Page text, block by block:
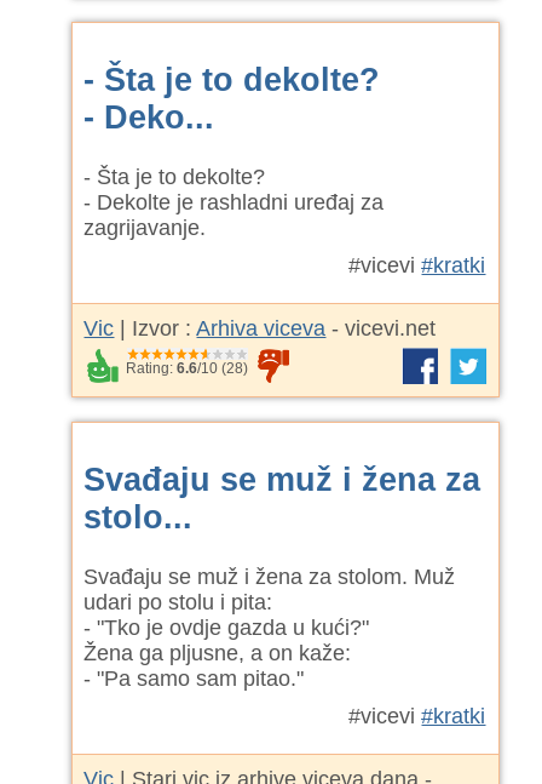
- Šta je to dekolte?
- Deko...
- Šta je to dekolte?
- Dekolte je rashladni uređaj za
zagrijavanje.
#vicevi#kratki
Vic | Izvor :Arhiva viceva - vicevi.net
Rating:6.6/10 (28)
Svađaju se muž i žena za
stolo...
Svađaju se muž i žena za stolom. Muž
udari po stolu i pita:
- "Tko je ovdje gazda u kući?"
Žena ga pljusne, a on kaže:
- "Pa samo sam pitao."
#vicevi#kratki
Vic | Stari vic iz arhive viceva dana -